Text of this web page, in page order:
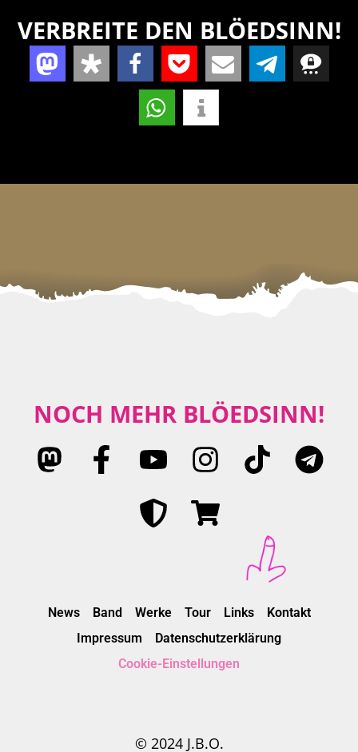
VERBREITE DEN BLÖEDSINN!
NOCH MEHR BLÖEDSINN!
News Band Werke Tour Links
Kontakt
Impressum
Datenschutzerklärung
Cookie-Einstellungen
© 2024 J.B.O.